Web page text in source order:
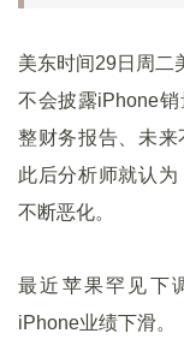
美东时间29日周二
不会披露iPhone
整财务报告、未来
此后分析师就认
不断恶化。
最近苹果罕见下
iPhone业绩下滑。